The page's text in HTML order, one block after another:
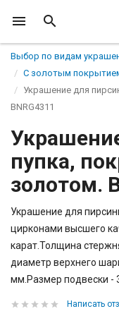
Выбор по видам
С золотым
Украшение для
BNRG4311
пупка,
золотом.
Украшение для
цирконами высшего
карат.Толщина
диаметр верхнего
мм.Размер подвески -
Написать